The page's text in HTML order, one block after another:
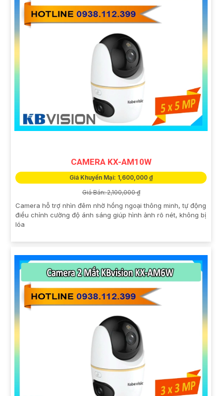
CAMERA KX-AM10W
Giá Khuyến Mại: 1,600,000 ₫
Giá Bán: 2,100,000 ₫
Camera hỗ trợ nhìn đêm nhờ hồng ngoại thông minh, tự động
điều chỉnh cường độ ánh sáng giúp hình ảnh rõ nét, không bị
lóa